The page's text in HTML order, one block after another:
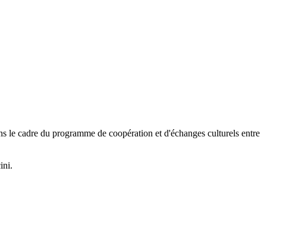
le cadre du programme de coopération et d'échanges culturels entre